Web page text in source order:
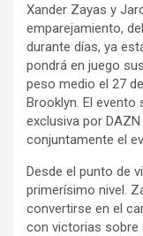
Xander Zayas y
emparejamiento,
durante días, ya
pondrá en juego
peso medio el 27
Brooklyn. El
exclusiva por
conjuntamente el
Desde el punto de
primerísimo nivel.
convertirse en el
con victorias sobre